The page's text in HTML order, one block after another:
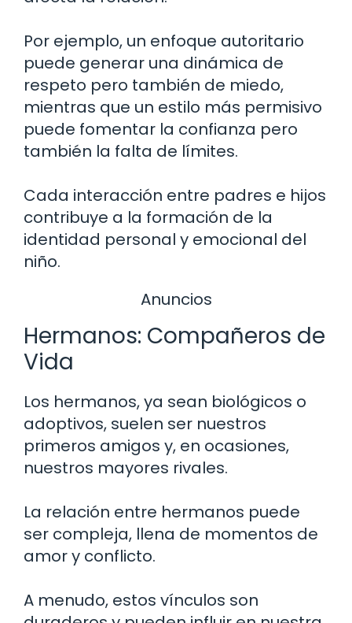
Por ejemplo, un enfoque autoritario
puede generar una dinámica de
respeto pero también de miedo,
mientras que un estilo más permisivo
puede fomentar la confianza pero
también la falta de límites.
Cada interacción entre padres e hijos
contribuye a la formación de la
identidad personal y emocional del
niño.
Anuncios
Hermanos: Compañeros de
Vida
Los hermanos, ya sean biológicos o
adoptivos, suelen ser nuestros
primeros amigos y, en ocasiones,
nuestros mayores rivales.
La relación entre hermanos puede
ser compleja, llena de momentos de
amor y conflicto.
A menudo, estos vínculos son